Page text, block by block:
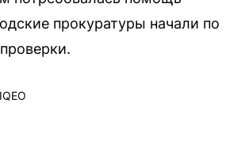
прокуратуры начали по